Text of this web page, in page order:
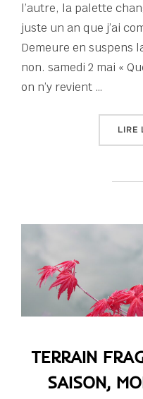
l’autre, la palette
juste un an que j’ai
Demeure en suspens
non. samedi 2 mai «
on n’y revient …
LIRE
TERRAIN
SAISON,